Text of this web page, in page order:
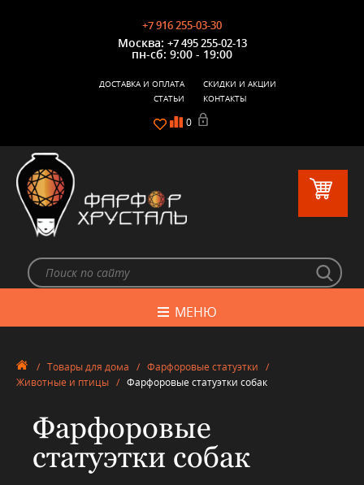
+7 916 255-03-30
Москва: +7 495 255-02-13
пн-сб: 9:00 - 19:00
0
ДОСТАВКА И ОПЛАТА
СКИДКИ И АКЦИИ
СТАТЬИ
КОНТАКТЫ
МЕНЮ
/ Товары для дома / Фарфоровые статуэтки /
Животные и птицы / Фарфоровые статуэтки собак
Фарфоровые
статуэтки собак